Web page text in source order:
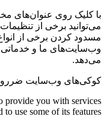
با کلیک روی عنوان‌های
می‌توانید برخی از
مسدود کردن برخی از
وب‌سایت‌های ما و خدماتی که
می‌دهد.
کوکی‌های وب‌سایت
provide you with services
use some of its features.